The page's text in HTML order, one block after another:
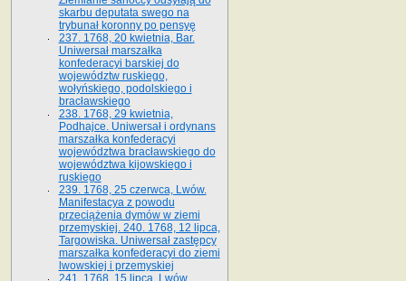
skarbu deputata swego na
trybunał koronny po pensyę
237. 1768, 20 kwietnia, Bar.
Uniwersał marszałka
konfederacyi barskiej do
województw ruskiego,
wołyńskiego, podolskiego i
bracławskiego
238. 1768, 29 kwietnia,
Podhajce. Uniwersał i ordynans
marszałka konfederacyi
województwa bracławskiego do
wo­jewództwa kijowskiego i
ruskiego
239. 1768, 25 czerwca, Lwów.
Manifestacya z powodu
przeciążenia dymów w ziemi
przemyskiej. 240. 1768, 12 lipca,
Targowiska. Uniwersał zastępcy
marszałka konfederacyi do ziemi
lwowskiej i przemyskiej
241. 1768, 15 lipca, Lwów.